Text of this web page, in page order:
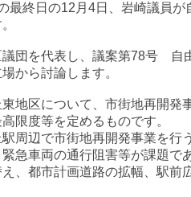
終日の12月4日、岩崎議員
団を代表し、議案第78号 自
から討論します。
地区について、市街地再開発
限度等を定めるものです。
周辺で市街地再開発事業を
急車両の通行阻害等が課題
、都市計画道路の拡幅、駅